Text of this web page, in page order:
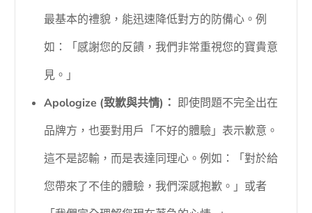
最基本的禮貌，能迅速降低對方的防備心。例
如：「感謝您的反饋，我們非常重視您的寶貴意
見。」
Apologize (致歉與共情)： 即使問題不完全出在
品牌方，也要對用戶「不好的體驗」表示歉意。
這不是認輸，而是表達同理心。例如：「對於給
您帶來了不佳的體驗，我們深感抱歉。」或者